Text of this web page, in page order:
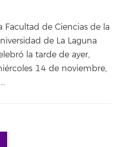
Facultad de Ciencias de la
de La Laguna
la tarde de ayer,
14 de noviembre,